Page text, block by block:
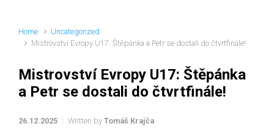
Home
Uncategorized
Mistrovství Evropy U17: Štěpánka a Petr se dostali do čtvrtfinále!
Mistrovství Evropy U17: Štěpánka
a Petr se dostali do čtvrtfinále!
26.12.2025 Written by Tomáš Krajča